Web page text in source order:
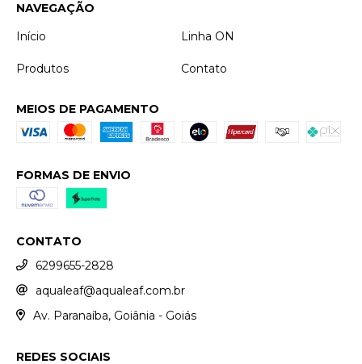
NAVEGAÇÃO
Início
Linha ON
Produtos Contato
MEIOS DE PAGAMENTO
FORMAS DE ENVIO
CONTATO
6299655-2828
aqualeaf@aqualeaf.com.br
Av. Paranaíba, Goiânia - Goiás
REDES SOCIAIS